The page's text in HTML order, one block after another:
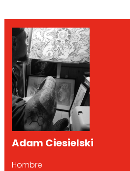
Adam Ciesielski
Hombre